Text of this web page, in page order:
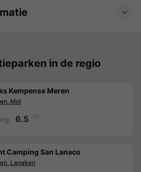
in de regio
Kempense Meren
Mol
6.5 /10
Camping San Lanaco
Lanaken